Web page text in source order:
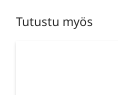
Tutustu myös